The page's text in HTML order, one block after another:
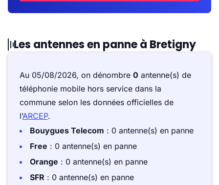
Les antennes en panne à Bretigny
Au 05/08/2026, on dénombre 0 antenne(s) de
téléphonie mobile hors service dans la
commune selon les données officielles de
l’ARCEP.
Bouygues Telecom : 0 antenne(s) en panne
Free : 0 antenne(s) en panne
Orange : 0 antenne(s) en panne
SFR : 0 antenne(s) en panne